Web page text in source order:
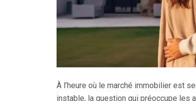
À l’heure où le marché immobilier est
instable, la question qui préoccupe les